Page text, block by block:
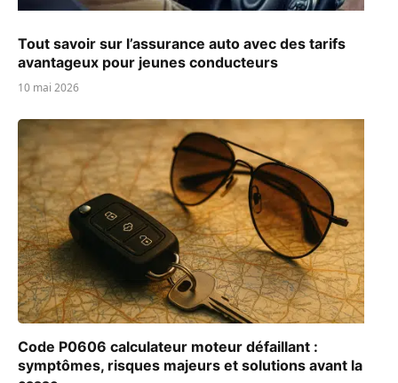
Tout savoir sur l’assurance auto avec des tarifs
avantageux pour jeunes conducteurs
10 mai 2026
Code P0606 calculateur moteur défaillant :
symptômes, risques majeurs et solutions avant la